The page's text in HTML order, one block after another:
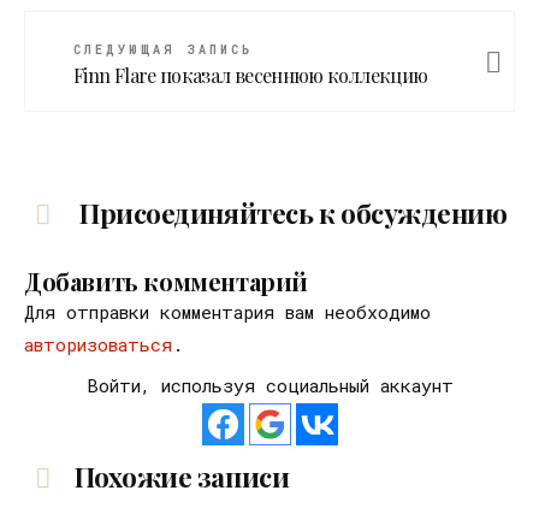
СЛЕДУЮЩАЯ ЗАПИСЬ
Finn Flare показал весеннюю коллекцию
Присоединяйтесь к обсуждению
Добавить комментарий
Для отправки комментария вам необходимо
авторизоваться .
Войти, используя социальный аккаунт
Похожие записи